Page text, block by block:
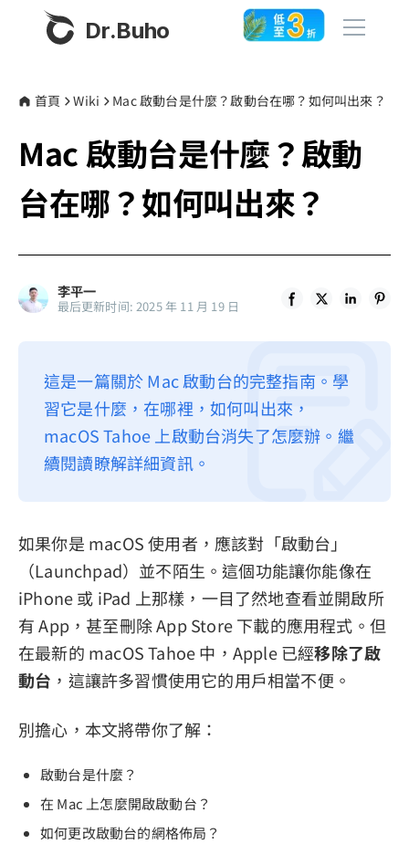
Dr.Buho
產品
BuhoCleaner
BuhoUnlocker
BuhoRepair
BuhoNTFS
商店
關於我們
聯絡我們
隱私權政策
服務條款
首頁 Wiki Mac 啟動台是什麼？啟動台在哪？如何叫出來？
Mac 啟動台是什麼？啟動
台在哪？如何叫出來？
李平一
最后更新时间: 2025 年 11 月 19 日
這是一篇關於 Mac 啟動台的完整指南。學
習它是什麼，在哪裡，如何叫出來，
macOS Tahoe 上啟動台消失了怎麼辦。繼
續閱讀瞭解詳細資訊。
如果你是 macOS 使用者，應該對「啟動台」
（Launchpad）並不陌生。這個功能讓你能像在
iPhone 或 iPad 上那樣，一目了然地查看並開啟所
有 App，甚至刪除 App Store 下載的應用程式。但
在最新的 macOS Tahoe 中，Apple 已經移除了啟
動台 ，這讓許多習慣使用它的用戶相當不便。
別擔心，本文將帶你了解：
啟動台是什麼？
在 Mac 上怎麼開啟啟動台？
如何更改啟動台的網格佈局？